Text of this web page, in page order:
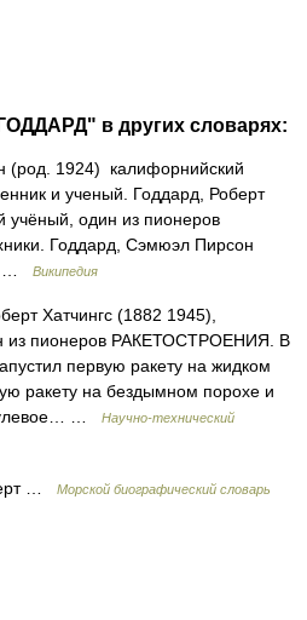
в других словарях:
(род. 1924) калифорнийский
и ученый. Годдард, Роберт
учёный, один из пионеров
Годдард, Сэмюэл Пирсон
…
Википедия
Хатчингс (1882 1945),
из пионеров РАКЕТОСТРОЕНИЯ. В
первую ракету на жидком
ракету на бездымном порохе и
…
Научно-технический
… Морской биографический словарь